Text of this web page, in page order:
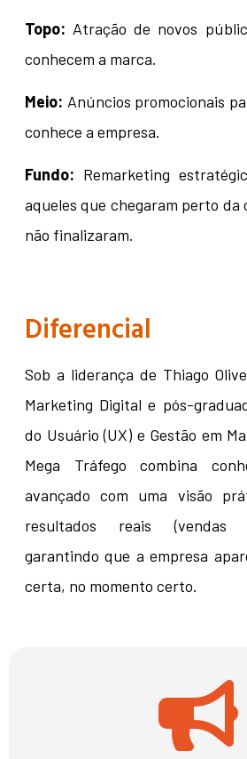
Topo: Atração de novos
conhecem a marca.
Meio: Anúncios promocionais
conhece a empresa.
Fundo: Remarketing
aqueles que chegaram perto da
não finalizaram.
Diferencial
Sob a liderança de Thiago
Marketing Digital e pós-
do Usuário (UX) e Gestão em
Mega Tráfego combina
avançado com uma visão
resultados reais (vendas
garantindo que a empresa
certa, no momento certo.